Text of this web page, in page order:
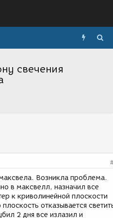
свечения
Возникла проблема.
в максвелл, назначил все
к криволинейной плоскости
отказывается
2 дня все излазил и